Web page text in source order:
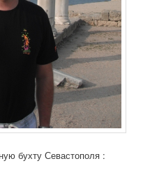
бухту Севастополя :